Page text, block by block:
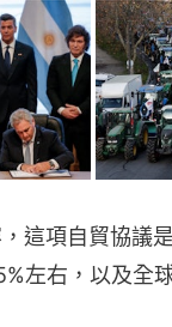
這項自貿協議
左右，以及全